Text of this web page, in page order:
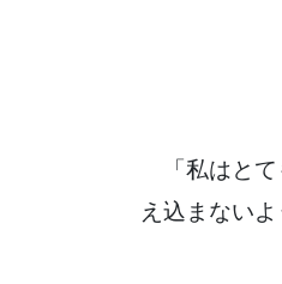
「私はとて
え込まない